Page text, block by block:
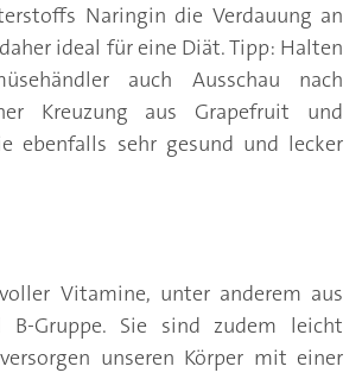
Naringin die Verdauung an
ideal für eine Diät. Tipp: Halten
auch Ausschau nach
Kreuzung aus Grapefruit und
ebenfalls sehr gesund und lecker
Vitamine, unter anderem aus
Gruppe. Sie sind zudem leicht
unseren Körper mit einer